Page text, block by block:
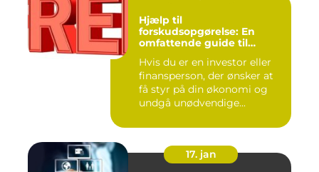
Hjælp til
forskudsopgørelse: En
omfattende guide til
Hvis du er en investor eller
finansperson, der ønsker at
få styr på din økonomi og
undgå unødvendige...
17. jan